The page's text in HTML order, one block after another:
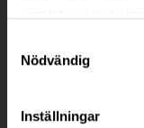
Nödvändig
Inställningar